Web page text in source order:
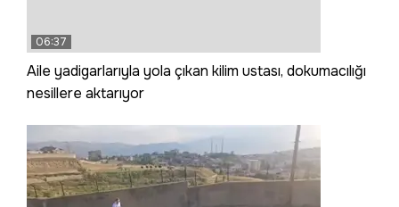
06:37
Aile yadigarlarıyla yola çıkan kilim ustası, dokumacılığı
nesillere aktarıyor